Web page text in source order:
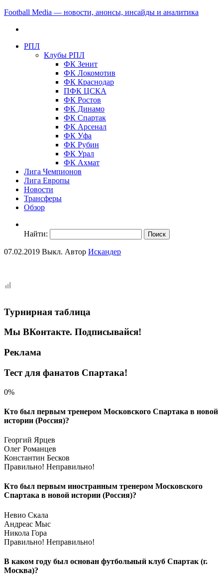
Football Media — новости, анонсы, инсайды и аналитика
РПЛ
Клубы РПЛ
ФК Зенит
ФК Локомотив
ФК Краснодар
ПФК ЦСКА
ФК Ростов
ФК Динамо
ФК Спартак
ФК Арсенал
ФК Уфа
ФК Рубин
ФК Урал
ФК Ахмат
Лига Чемпионов
Лига Европы
Новости
Трансферы
Обзор
Найти:
07.02.2019 Выкл. Автор Искандер
Турнирная таблица
Мы ВКонтакте. Подписывайся!
Реклама
Тест для фанатов Спартака!
0%
Кто был первым тренером Московского Спартака в новой
истории (Россия)?
Георгий Ярцев
Олег Романцев
Константин Бесков
Правильно! Неправильно!
Кто был первым иностранным тренером Московского
Спартака в новой истории (Россия)?
Невио Скала
Андреас Мыс
Никола Гора
Правильно! Неправильно!
В каком году был основан футбольный клуб Спартак (г.
Москва)?